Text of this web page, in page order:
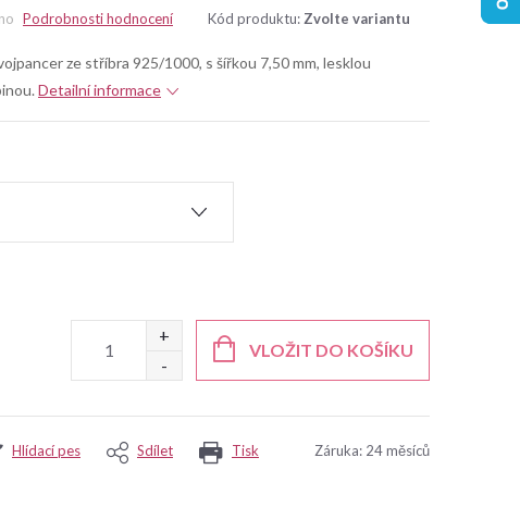
Podrobnosti hodnocení Kód produktu: Zvolte variantu
ze stříbra 925/1000, s šířkou 7,50 mm, lesklou
Detailní informace
VLOŽIT DO KOŠÍKU
Tisk
Hlídací pes Sdílet Záruka: 24 měsíců